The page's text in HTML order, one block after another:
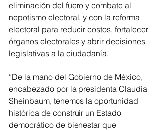
eliminación del fuero y combate al
nepotismo electoral, y con la reforma
electoral para reducir costos, fortalecer
órganos electorales y abrir decisiones
legislativas a la ciudadanía.
“De la mano del Gobierno de México,
encabezado por la presidenta Claudia
Sheinbaum, tenemos la oportunidad
histórica de construir un Estado
democrático de bienestar que